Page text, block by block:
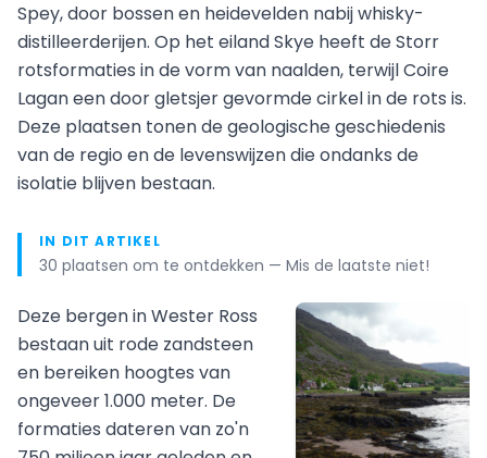
Spey, door bossen en heidevelden nabij whisky-
distilleerderijen. Op het eiland Skye heeft de Storr
rotsformaties in de vorm van naalden, terwijl Coire
Lagan een door gletsjer gevormde cirkel in de rots is.
Deze plaatsen tonen de geologische geschiedenis
van de regio en de levenswijzen die ondanks de
isolatie blijven bestaan.
IN DIT ARTIKEL
30 plaatsen om te ontdekken — Mis de laatste niet!
Deze bergen in Wester Ross
bestaan uit rode zandsteen
en bereiken hoogtes van
ongeveer 1.000 meter. De
formaties dateren van zo'n